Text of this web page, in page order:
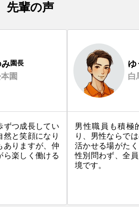
先輩の声
み園長
園
ずつ成長してい
然と笑顔になり
ありますが、仲
ら楽しく働ける
ゆ
白
男性職員も積極
り、男性ならで
活かせる場がた
性別問わず、全
境です。